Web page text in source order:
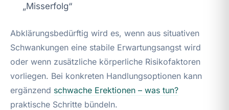
„Misserfolg“
Abklärungsbedürftig wird es, wenn aus situativen
Schwankungen eine stabile Erwartungsangst wird
oder wenn zusätzliche körperliche Risikofaktoren
vorliegen. Bei konkreten Handlungsoptionen kann
ergänzend schwache Erektionen – was tun?
praktische Schritte bündeln.